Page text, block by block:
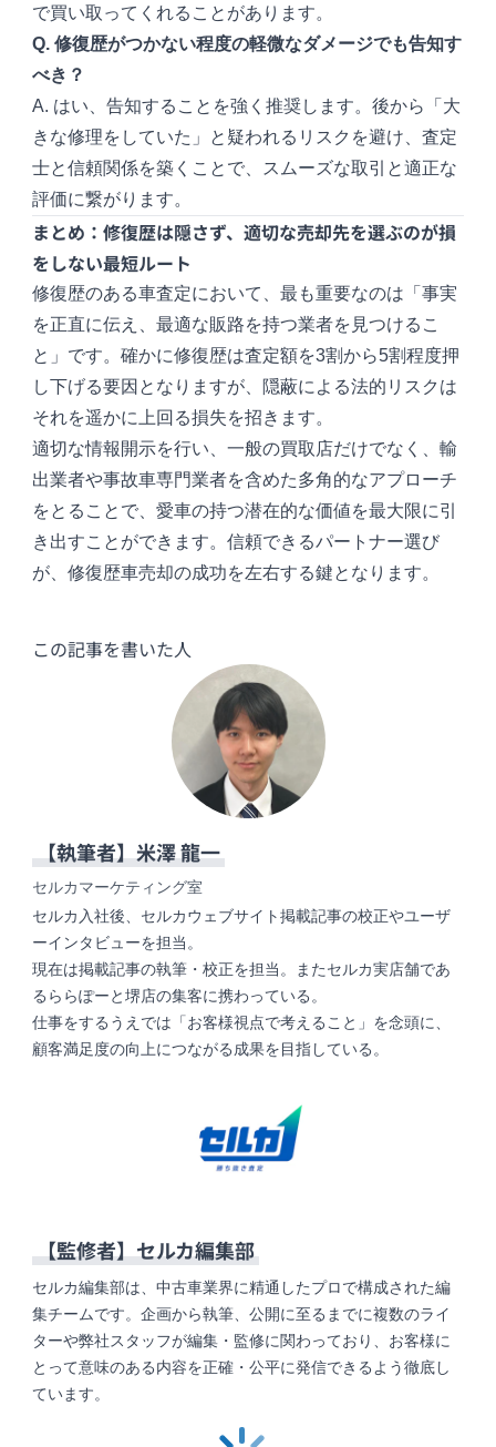
で買い取ってくれることがあります。
Q. 修復歴がつかない程度の軽微なダメージでも告知す
べき？
A. はい、告知することを強く推奨します。後から「大
きな修理をしていた」と疑われるリスクを避け、査定
士と信頼関係を築くことで、スムーズな取引と適正な
評価に繋がります。
まとめ：修復歴は隠さず、適切な売却先を選ぶのが損
をしない最短ルート
修復歴のある車査定において、最も重要なのは「事実
を正直に伝え、最適な販路を持つ業者を見つけるこ
と」です。確かに修復歴は査定額を3割から5割程度押
し下げる要因となりますが、隠蔽による法的リスクは
それを遥かに上回る損失を招きます。
適切な情報開示を行い、一般の買取店だけでなく、輸
出業者や事故車専門業者を含めた多角的なアプローチ
をとることで、愛車の持つ潜在的な価値を最大限に引
き出すことができます。信頼できるパートナー選び
が、修復歴車売却の成功を左右する鍵となります。
この記事を書いた人
【執筆者】米澤 龍一
セルカマーケティング室
セルカ入社後、セルカウェブサイト掲載記事の校正やユーザ
ーインタビューを担当。
現在は掲載記事の執筆・校正を担当。またセルカ実店舗であ
るららぽーと堺店の集客に携わっている。
仕事をするうえでは「お客様視点で考えること」を念頭に、
顧客満足度の向上につながる成果を目指している。
【監修者】セルカ編集部
セルカ編集部は、中古車業界に精通したプロで構成された編
集チームです。企画から執筆、公開に至るまでに複数のライ
ターや弊社スタッフが編集・監修に関わっており、お客様に
とって意味のある内容を正確・公平に発信できるよう徹底し
ています。